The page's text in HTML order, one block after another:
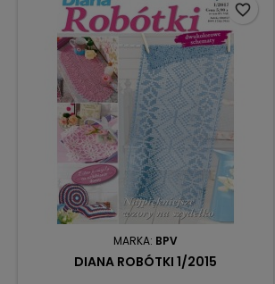
MARKA: BPV
DIANA ROBÓTKI 1/2015
favorite_border